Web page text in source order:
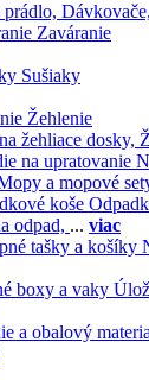
prádlo, Dávkovače,
Zaváranie
Sušiaky
Žehlenie
žehliace dosky,
a mopové
odpad, ... viac